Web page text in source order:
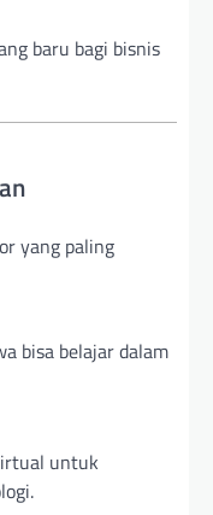
baru bagi bisnis
yang paling
bisa belajar dalam
untuk